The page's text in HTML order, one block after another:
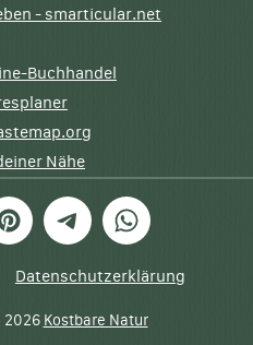
- smarticular.net
Buchhandel
Nähe
TelegramWhatsApp
Datenschutzerklärung
2026 Kostbare Natur